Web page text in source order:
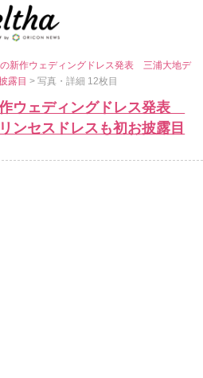
新作ウェディングドレス発表 三浦大地デ
露目> 写真・詳細 12枚目
ウェディングドレス発表
ンセスドレスも初お披露目